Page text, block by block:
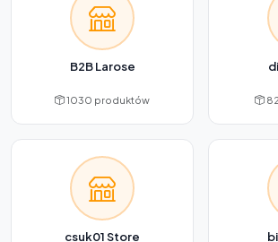
B2B Larose
1030 produktów
csuk01 Store